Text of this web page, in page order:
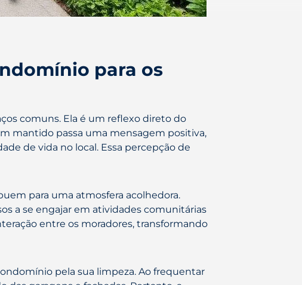
para os
comuns. Ela é um reflexo direto do
mantido passa uma mensagem positiva,
de vida no local. Essa percepção de
para uma atmosfera acolhedora.
a se engajar em atividades comunitárias
entre os moradores, transformando
pela sua limpeza. Ao frequentar